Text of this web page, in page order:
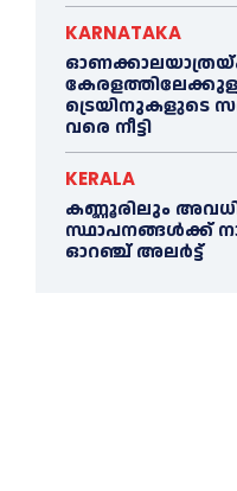
KARNATAKA
ട്രെയിനുകളുടെ
വരെ നീട്ടി
KERALA
കണ്ണൂരിലും അവധി,
സ്ഥാപനങ്ങൾക്ക്
ഓറഞ്ച് അലർട്ട്